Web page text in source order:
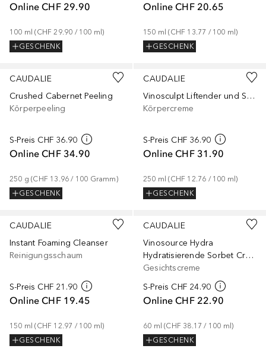
Online CHF 29.90
100 ml (CHF 29.90 / 100 ml)
GESCHENK
Online CHF 20.65
150 ml (CHF 13.77 / 100 ml)
GESCHENK
CAUDALIE
Crushed Cabernet Peeling
Körperpeeling
S-Preis CHF 36.90
Online CHF 34.90
250 g (CHF 13.96 / 100 Gramm)
GESCHENK
CAUDALIE
Vinosculpt Liftender und Straffender Körperbalsam
Körpercreme
S-Preis CHF 36.90
Online CHF 31.90
250 ml (CHF 12.76 / 100 ml)
GESCHENK
CAUDALIE
Instant Foaming Cleanser
Reinigungsschaum
S-Preis CHF 21.90
Online CHF 19.45
150 ml (CHF 12.97 / 100 ml)
GESCHENK
CAUDALIE
Vinosource Hydra
Hydratisierende Sorbet Creme
Gesichtscreme
S-Preis CHF 24.90
Online CHF 22.90
60 ml (CHF 38.17 / 100 ml)
GESCHENK